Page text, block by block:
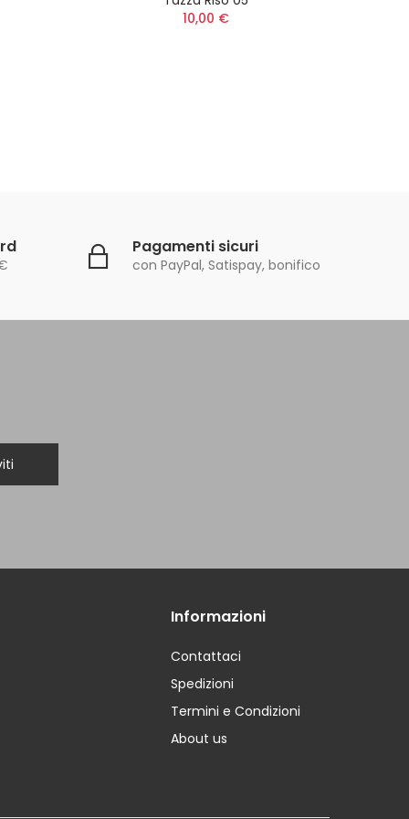
10,00 €
Pagamenti sicuri
con PayPal, Satispay, bonifico
Informazioni
Contattaci
Spedizioni
Termini e Condizioni
About us